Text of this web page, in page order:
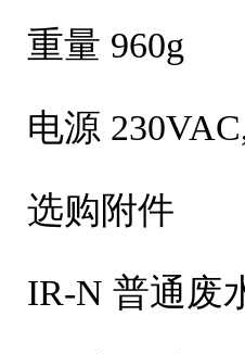
重量 960g
电源
选购附件
IR-N 普通废